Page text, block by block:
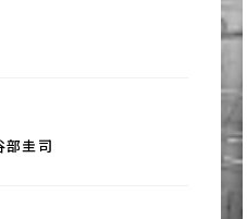
部圭司